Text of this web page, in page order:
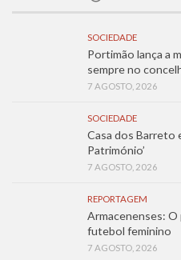
SOCIEDADE
Portimão lança a
sempre no
7 AGOSTO, 2026
SOCIEDADE
Casa dos Barreto
Património’
7 AGOSTO, 2026
REPORTAGEM
Armacenenses:
futebol feminino
7 AGOSTO, 2026